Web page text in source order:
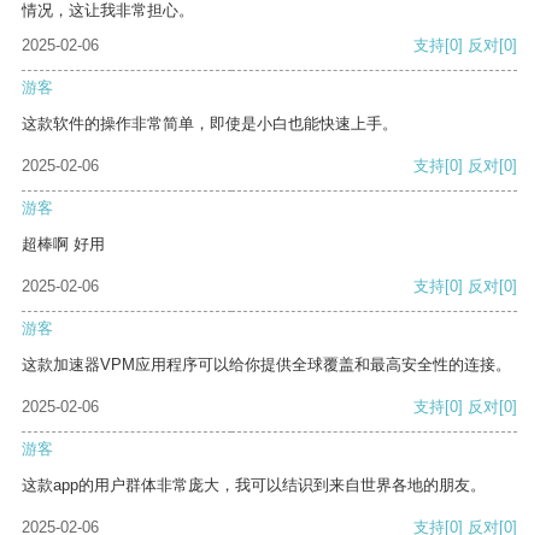
情况，这让我非常担心。
2025-02-06
支持[0] 反对[0]
游客
这款软件的操作非常简单，即使是小白也能快速上手。
2025-02-06 支持[0] 反对[0]
游客
超棒啊 好用
2025-02-06 支持[0] 反对[0]
游客
这款加速器VPM应用程序可以给你提供全球覆盖和最高安全性的连接。
2025-02-06 支持[0] 反对[0]
游客
这款app的用户群体非常庞大，我可以结识到来自世界各地的朋友。
2025-02-06 支持[0] 反对[0]